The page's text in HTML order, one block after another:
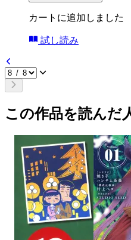
カートに追加しました
試し読み
この作品を読んだ